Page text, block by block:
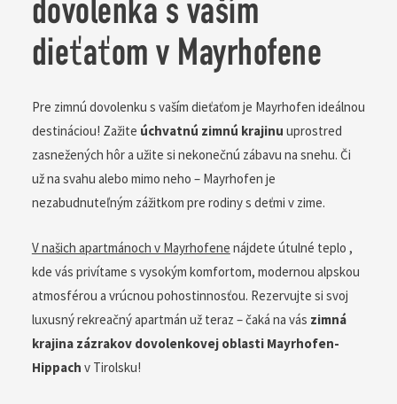
dovolenka s vaším
dieťaťom v Mayrhofene
Pre zimnú dovolenku s vaším dieťaťom je Mayrhofen
ideálnou destináciou! Zažiteúchvatnú zimnú
krajinuuprostred zasnežených hôr a užite si nekonečnú
zábavu na snehu. Či už na svahu alebo mimo neho –
Mayrhofen je nezabudnuteľným zážitkom pre rodiny s
V našich apartmánoch v Mayrhofenenájdete útulné teplo
, kde vás privítame s vysokým komfortom, modernou
alpskou atmosférou a vrúcnou pohostinnosťou.
Rezervujte si svoj luxusný rekreačný apartmán už teraz
– čaká na vászimná krajina zázrakov dovolenkovej